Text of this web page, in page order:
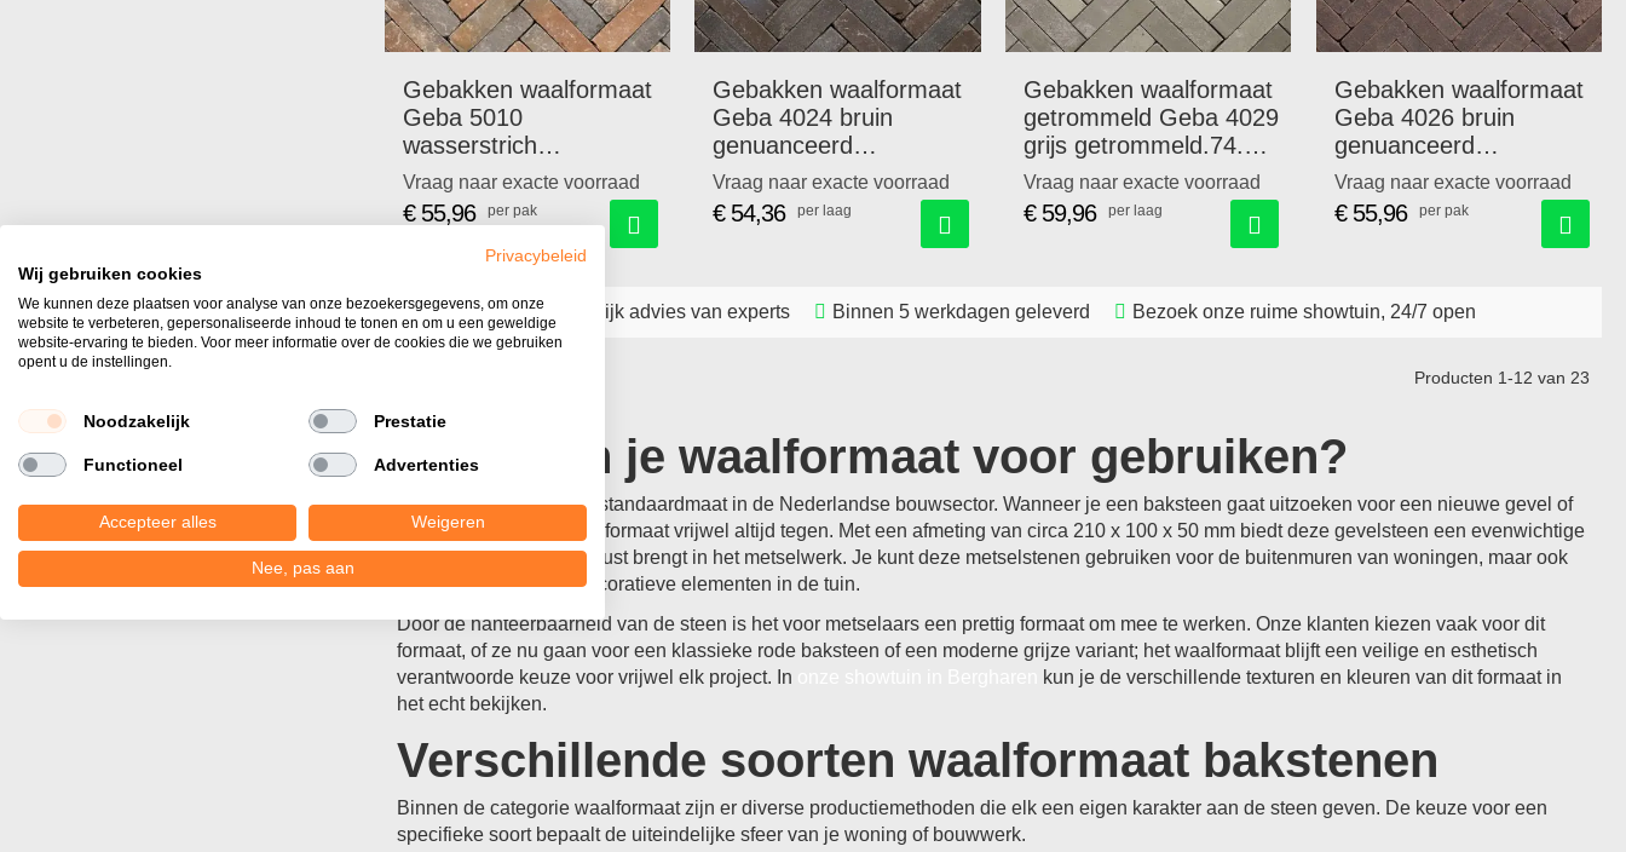
Gebakken waalformaat
Geba 5010
wasserstrich
getrommeld.69,95
p/m2
Vraag naar exacte voorraad
€ 55,96 per pak
Gebakken waalformaat
Geba 4024 bruin
genuanceerd
getrommeld.67,95
p/m2
Vraag naar exacte voorraad
€ 54,36 per laag
Gebakken waalformaat
getrommeld Geba 4029
grijs getrommeld.74.95
p/m2
Vraag naar exacte voorraad
€ 59,96 per laag
Gebakken waalformaat
Geba 4026 bruin
genuanceerd
getrommeld.69,95
p/m2
Vraag naar exacte voorraad
€ 55,96 per pak
Persoonlijk advies van experts Binnen 5 werkdagen geleverd Bezoek onze ruime showtuin, 24/7 open
Producten 1-12 van 23
Waar kun je waalformaat voor gebruiken?
Het waalformaat is een standaardmaat in de Nederlandse bouwsector. Wanneer je een baksteen gaat uitzoeken voor een nieuwe gevel of
een tuinmuur, kom je dit formaat vrijwel altijd tegen. Met een afmeting van circa 210 x 100 x 50 mm biedt deze gevelsteen een evenwichtige
verhouding die visueel rust brengt in het metselwerk. Je kunt deze metselstenen gebruiken voor de buitenmuren van woningen, maar ook
voor bijgebouwen of decoratieve elementen in de tuin.
Door de hanteerbaarheid van de steen is het voor metselaars een prettig formaat om mee te werken. Onze klanten kiezen vaak voor dit
formaat, of ze nu gaan voor een klassieke rode baksteen of een moderne grijze variant; het waalformaat blijft een veilige en esthetisch
verantwoorde keuze voor vrijwel elk project. In
kun je de verschillende texturen en kleuren van dit formaat in
het echt bekijken.
Verschillende soorten waalformaat bakstenen
Binnen de categorie waalformaat zijn er diverse productiemethoden die elk een eigen karakter aan de steen geven. De keuze voor een
specifieke soort bepaalt de uiteindelijke sfeer van je woning of bouwwerk.
Privacybeleid
Wij gebruiken cookies
We kunnen deze plaatsen voor analyse van onze bezoekersgegevens, om onze
website te verbeteren, gepersonaliseerde inhoud te tonen en om u een geweldige
website-ervaring te bieden. Voor meer informatie over de cookies die we gebruiken
opent u de instellingen.
Noodzakelijk Prestatie
Functioneel Advertenties
Accepteer alles Weigeren
Nee, pas aan